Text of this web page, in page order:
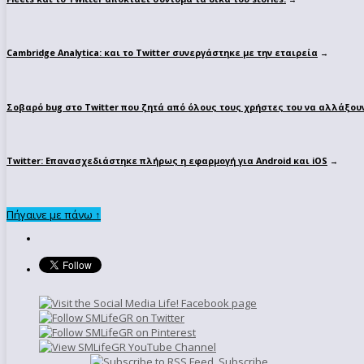
Cambridge Analytica: και το Twitter συνεργάστηκε με την εταιρεία →
Σοβαρό bug στο Twitter που ζητά από όλους τους χρήστες του να
Twitter: Επανασχεδιάστηκε πλήρως η εφαρμογή για Android και iOS →
Πήγαινε με πάνω ↑